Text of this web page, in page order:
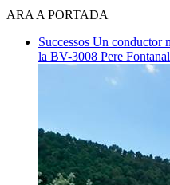
ARA A PORTADA
Successos Un conductor
la BV-3008 Pere